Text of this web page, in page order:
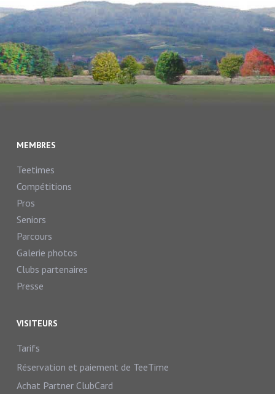
MEMBRES
Teetimes
Compétitions
Pros
Seniors
Parcours
Galerie photos
Clubs partenaires
Presse
VISITEURS
Tarifs
Réservation et paiement de TeeTime
Achat Partner ClubCard